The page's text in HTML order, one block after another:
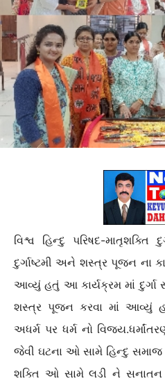
વિશ્વ હિન્દુ પરિષદ-માતૃશક્તિ
દુર્ગાષ્ટમી અને શસ્ત્ર પૂજન ના
આવ્યું હતું આ કાર્યક્રમ માં
શસ્ત્ર પૂજન કરવા માં આવ્યું
અધર્મ પર ધર્મ નો
જેવી ઘટના ઓ સામે હિન્દુ
શક્તિ ઓ સામે લડી ને સનાતન